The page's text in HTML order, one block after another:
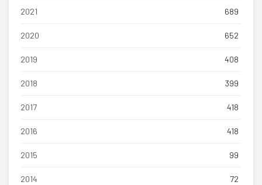
2021 689
2020 652
2019 408
2018 399
2017 418
2016 418
2015 99
2014 72